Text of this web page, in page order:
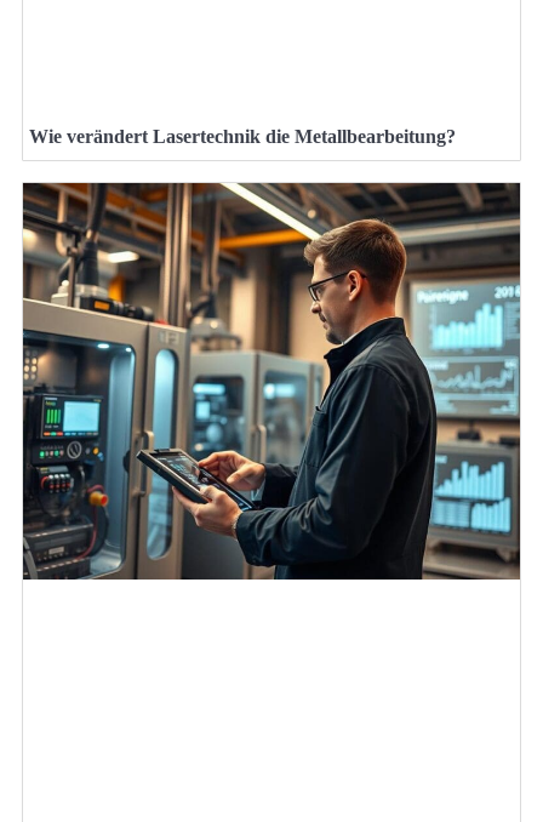
Wie verändert Lasertechnik die Metallbearbeitung?